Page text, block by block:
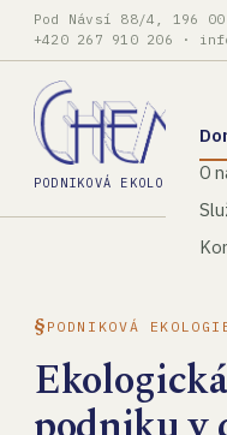
Pod Návsí 88/4, 196
+420 267 910 206 ·
PODNIKOVÁ EKOLOGIE,
O
PODNIKOVÁ